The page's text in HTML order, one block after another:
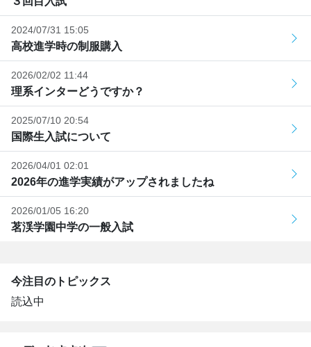
2024/07/31 15:05
高校進学時の制服購入
2026/02/02 11:44
理系インターどうですか？
2025/07/10 20:54
国際生入試について
2026/04/01 02:01
2026年の進学実績がアップされましたね
2026/01/05 16:20
茗渓学園中学の一般入試
今注目のトピックス
読込中